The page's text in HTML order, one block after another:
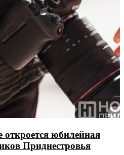
откроется юбилейная
Приднестровья